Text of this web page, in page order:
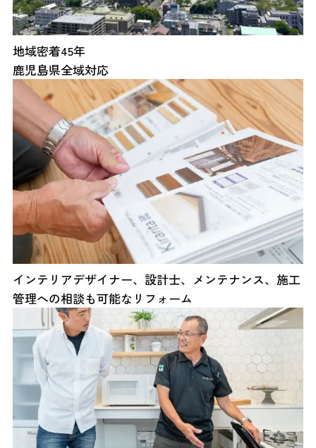
地域密着45年
鹿児島県全域対応
インテリアデザイナー、設計士、メンテナンス、施工
管理への相談も可能なリフォーム